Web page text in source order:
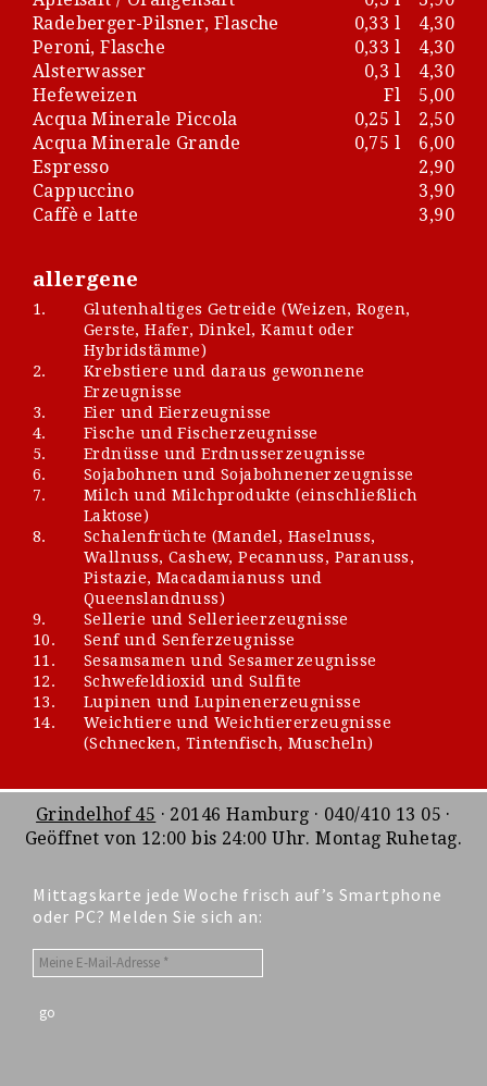
Radeberger-Pilsner, Flasche
0,33 l
4,30
Peroni, Flasche
0,33 l
4,30
Alsterwasser
0,3 l
4,30
Hefeweizen
Fl
5,00
Acqua Minerale Piccola
0,25 l
2,50
Acqua Minerale Grande
0,75 l
6,00
Espresso
2,90
Cappuccino
3,90
Caffè e latte
3,90
allergene
1.
Glutenhaltiges Getreide (Weizen, Rogen,
Gerste, Hafer, Dinkel, Kamut oder
Hybridstämme)
2.
Krebstiere und daraus gewonnene
Erzeugnisse
3.
Eier und Eierzeugnisse
4.
Fische und Fischerzeugnisse
5.
Erdnüsse und Erdnusserzeugnisse
6.
Sojabohnen und Sojabohnenerzeugnisse
7.
Milch und Milchprodukte (einschließlich
Laktose)
8.
Schalenfrüchte (Mandel, Haselnuss,
Wallnuss, Cashew, Pecannuss, Paranuss,
Pistazie, Macadamianuss und
Queenslandnuss)
9.
Sellerie und Sellerieerzeugnisse
10.
Senf und Senferzeugnisse
11.
Sesamsamen und Sesamerzeugnisse
12.
Schwefeldioxid und Sulfite
13.
Lupinen und Lupinenerzeugnisse
14.
Weichtiere und Weichtiererzeugnisse
(Schnecken, Tintenfisch, Muscheln)
Grindelhof 45 · 20146 Hamburg · 040/410 13 05 ·
Geöffnet von 12:00 bis 24:00 Uhr. Montag Ruhetag.
Mittagskarte jede Woche frisch auf’s Smartphone
oder PC? Melden Sie sich an: